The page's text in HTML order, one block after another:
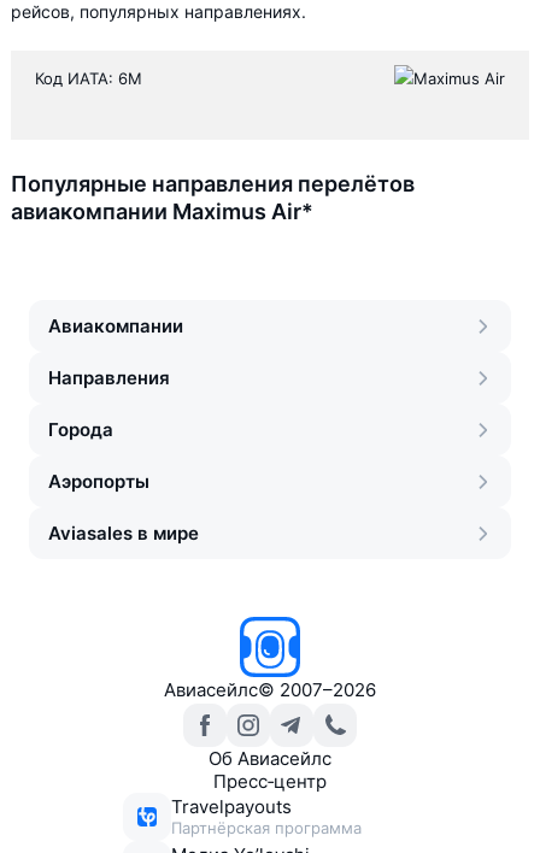
рейсов, популярных направлениях.
Код ИАТА: 6M
Популярные направления перелётов
авиакомпании Maximus Air*
Авиакомпании
Направления
Города
Аэропорты
Aviasales в мире
Авиасейлс© 2007–2026
Об Авиасейлс
Пресс‑центр
Travelpayouts
Партнёрская программа